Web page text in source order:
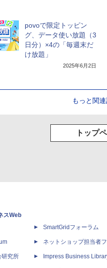
povoで限定トッピン
グ、データ使い放題（3
日分）×4の「毎週末だ
け放題」
2025年6月2日
もっと関
トップ
スWeb
研究所
SmartGridフォーラム
ネットショップ担当者
Impress Business